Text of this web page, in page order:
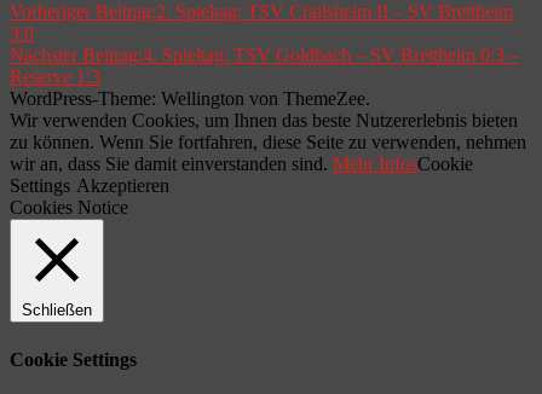
Vorheriger Beitrag:2. Spieltag: TSV Crailsheim II – SV Brettheim
3:0
Nächster Beitrag:4. Spieltag: TSV Goldbach – SV Brettheim 0:3 –
Reserve 1:3
WordPress-Theme: Wellington von ThemeZee.
Wir verwenden Cookies, um Ihnen das beste Nutzererlebnis bieten
zu können. Wenn Sie fortfahren, diese Seite zu verwenden, nehmen
wir an, dass Sie damit einverstanden sind. Mehr InfosCookie
Settings Akzeptieren
Cookies Notice
Schließen
Cookie Settings